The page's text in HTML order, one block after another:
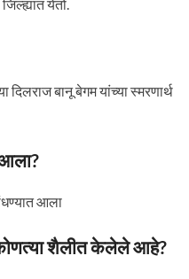
येतो.
दिलराज बानू बेगम यांच्या स्मरणार्थ
आला?
आला
कोणत्या शैलीत केलेले आहे?